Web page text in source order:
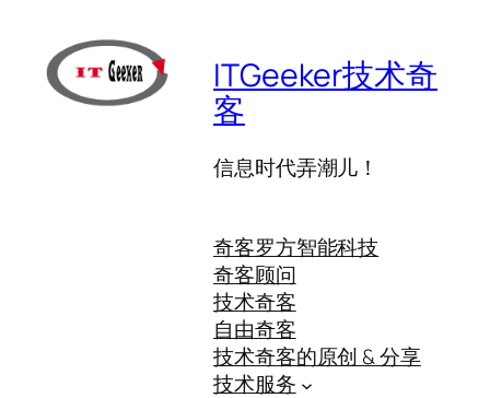
ITGeeker技术奇
客
信息时代弄潮儿！
奇客罗方智能科技
奇客顾问
技术奇客
自由奇客
技术奇客的原创 & 分享
技术服务